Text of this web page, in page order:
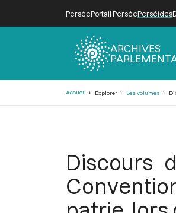
PerséePortail PerséePerséides
ARCHIVES
Accueil Explorer Les volumes
Discours